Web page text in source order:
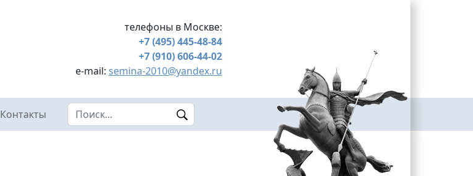
телефоны в Москве:
+7 (495) 445-48-84
+7 (910) 606-44-02
e-mail: semina-2010@yandex.ru
Контакты Search this site